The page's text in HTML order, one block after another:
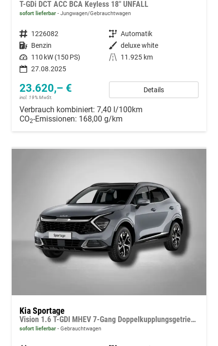
T-GDi DCT ACC BCA Keyless 18" UNFALL
sofort lieferbar Jungwagen/Gebrauchtwagen
Fahrzeugnummer 1226082 Getriebe Automatik
Kraftstoff Benzin Außenfarbe deluxe white
Leistung 110 kW (150 PS) Kilometerstand
11.925 km
27.08.2025
23.620,– €
incl. 19% MwSt.
Details
Verbrauch kombiniert: 7,40 l/100km
CO2-Emissionen: 168,00 g/km
Kia Sportage
Vision 1.6 T-GDI MHEV 7-Gang Doppelkupplungsgetriebe DCT
sofort lieferbar Gebrauchtwagen